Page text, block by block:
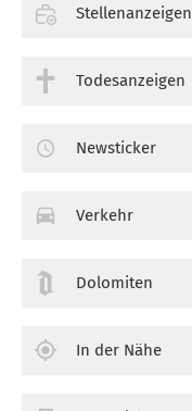
Stellenanzeigen
Todesanzeigen
Newsticker
Verkehr
Dolomiten
In der Nähe